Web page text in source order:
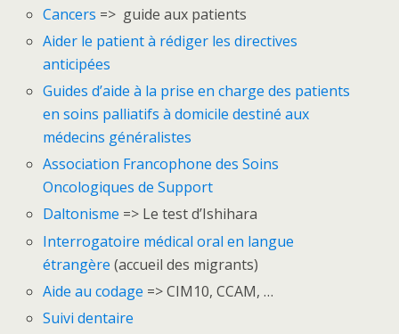
Cancers => guide aux patients
Aider le patient à rédiger les directives
anticipées
Guides d’aide à la prise en charge des patients
en soins palliatifs à domicile destiné aux
médecins généralistes
Association Francophone des Soins
Oncologiques de Support
Daltonisme => Le test d’Ishihara
Interrogatoire médical oral en langue
étrangère (accueil des migrants)
Aide au codage => CIM10, CCAM, …
Suivi dentaire